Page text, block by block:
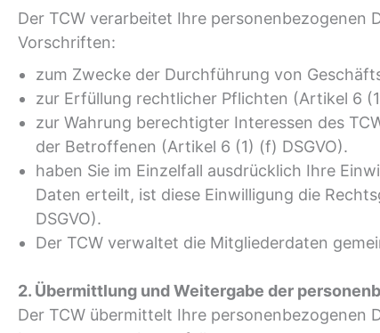
Der TCW verarbeitet Ihre
Vorschriften:
zum Zwecke der Durchführung von
zur Erfüllung rechtlicher Pflichten (Artikel 6
zur Wahrung berechtigter Interessen des
der Betroffenen (Artikel 6 (1) (f) DSGVO).
haben Sie im Einzelfall ausdrücklich Ihre
Daten erteilt, ist diese Einwilligung die
DSGVO).
Der TCW verwaltet die Mitgliederdaten
2. Übermittlung und Weitergabe der
Der TCW übermittelt Ihre personenbezogenen